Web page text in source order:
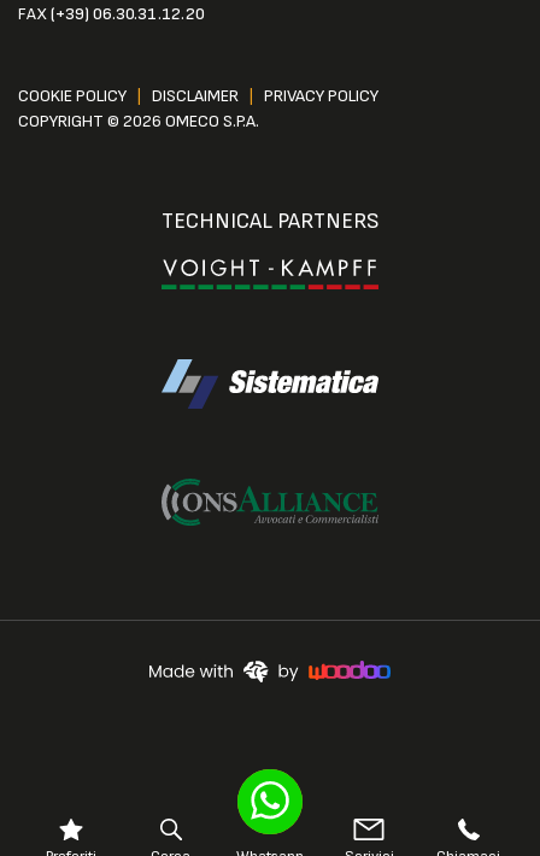
FAX(+39) 06.30.31.12.20
COOKIE POLICY DISCLAIMER
PRIVACY POLICY
COPYRIGHT © 2026 OMECO S.P.A.
TECHNICAL PARTNERS